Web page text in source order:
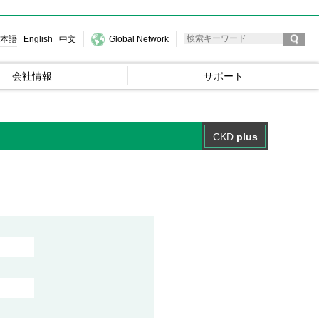
語 English 中文 Global Network
会社情報 サポート
CKD plus